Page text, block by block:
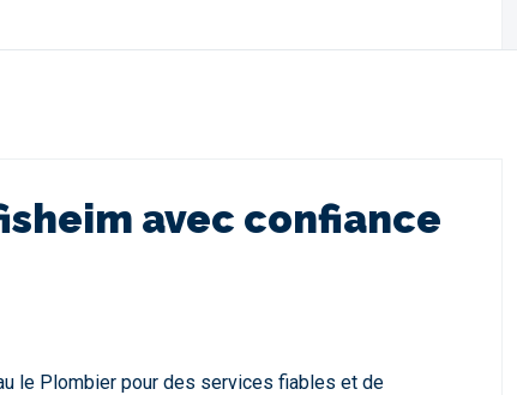
avec confiance
le Plombier pour des services fiables et de